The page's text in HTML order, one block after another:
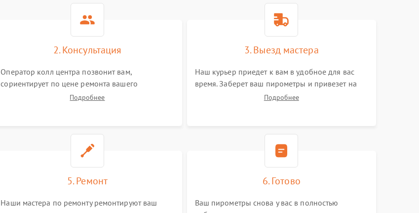
2. Консультация
Оператор колл центра позвонит вам,
сориентирует по цене ремонта вашего
пирометра а также ответит на все ваши
Подробнее
3. Выезд мастера
Наш курьер приедет к вам в удобное для вас
время. Заберет ваш пирометры и привезет на
склад для диагностики.Подробнее
5. Ремонт
Наши мастера по ремонту ремонтируют ваш
6. Готово
Ваш пирометры снова у вас в полностью